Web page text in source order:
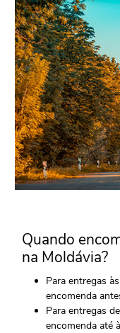
Quando
na Moldávia?
Para entregas
encomenda
Para entregas
encomenda até